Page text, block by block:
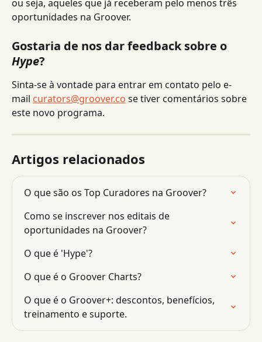
ou seja, aqueles que já receberam pelo menos três
oportunidades na Groover.
Gostaria de nos dar feedback sobre o
Hype?
Sinta-se à vontade para entrar em contato pelo e-
mail curators@groover.co se tiver comentários sobre
este novo programa.
Artigos relacionados
O que são os Top Curadores na Groover?
Como se inscrever nos editais de
oportunidades na Groover?
O que é 'Hype'?
O que é o Groover Charts?
O que é o Groover+: descontos, benefícios,
treinamento e suporte.